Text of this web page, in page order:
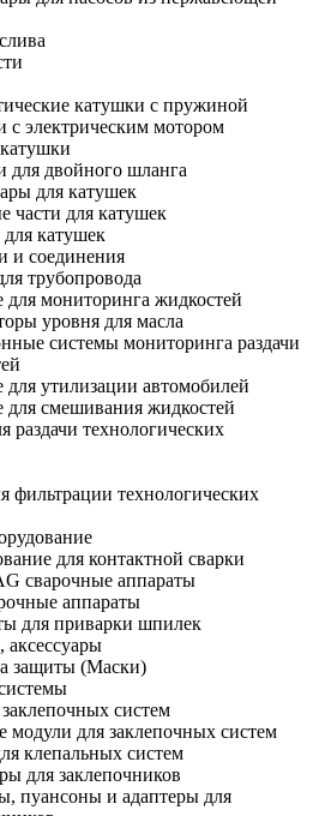
катушки с пружиной
с электрическим мотором
для двойного шланга
для катушек
части для катушек
катушек
и соединения
трубопровода
для мониторинга жидкостей
уровня для масла
системы мониторинга раздачи
для утилизации автомобилей
для смешивания жидкостей
раздачи технологических
фильтрации технологических
для контактной сварки
сварочные аппараты
аппараты
для приварки шпилек
аксессуары
защиты (Маски)
систем
модули для заклепочных систем
клепальных систем
для заклепочников
пуансоны и адаптеры для